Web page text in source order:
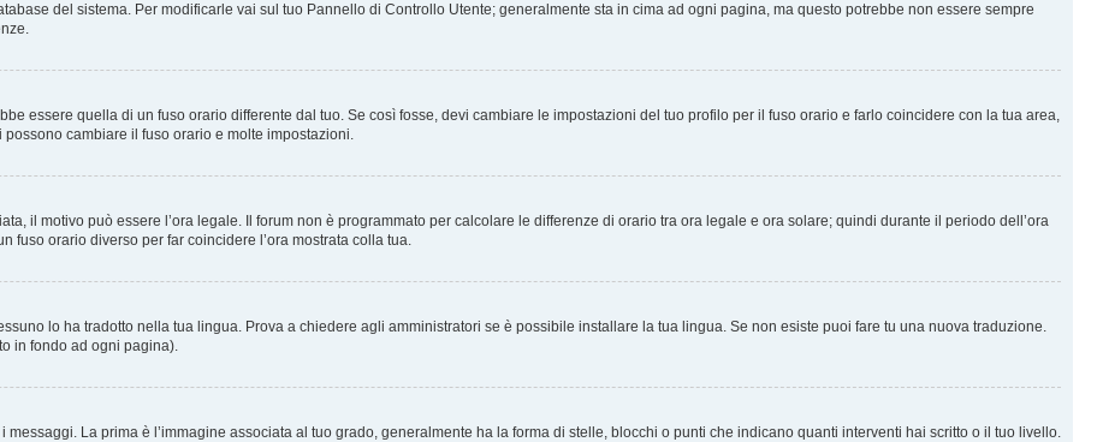
del sistema. Per modificarle vai sul tuo Pannello di Controllo Utente; generalmente sta in cima ad ogni pagina, ma questo potrebbe non essere sempre
essere quella di un fuso orario differente dal tuo. Se così fosse, devi cambiare le impostazioni del tuo profilo per il fuso orario e farlo coincidere con la tua area,
cambiare il fuso orario e molte impostazioni.
il motivo può essere l’ora legale. Il forum non è programmato per calcolare le differenze di orario tra ora legale e ora solare; quindi durante il periodo dell’ora
fuso orario diverso per far coincidere l’ora mostrata colla tua.
lo ha tradotto nella tua lingua. Prova a chiedere agli amministratori se è possibile installare la tua lingua. Se non esiste puoi fare tu una nuova traduzione.
in fondo ad ogni pagina).
La prima è l’immagine associata al tuo grado, generalmente ha la forma di stelle, blocchi o punti che indicano quanti interventi hai scritto o il tuo livello.